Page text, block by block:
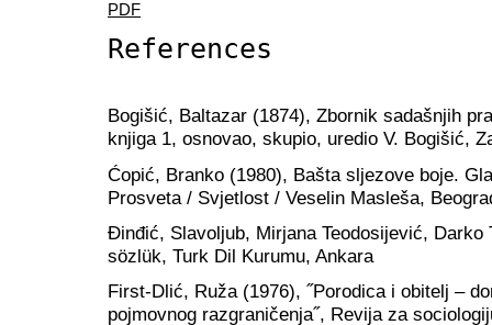
PDF
References
Bogišić, Baltazar (1874), Zbornik sadašnjih
knjiga 1, osnovao, skupio, uredio V. Bogišić,
Ćopić, Branko (1980), Bašta sljezove boje.
Prosveta / Svjetlost / Veselin Masleša,
Đinđić, Slavoljub, Mirjana Teodosijević,
sözlük, Turk Dil Kurumu, Ankara
First-Dlić, Ruža (1976), ˝Porodica i obitelj –
pojmovnog razgraničenja˝, Revija za